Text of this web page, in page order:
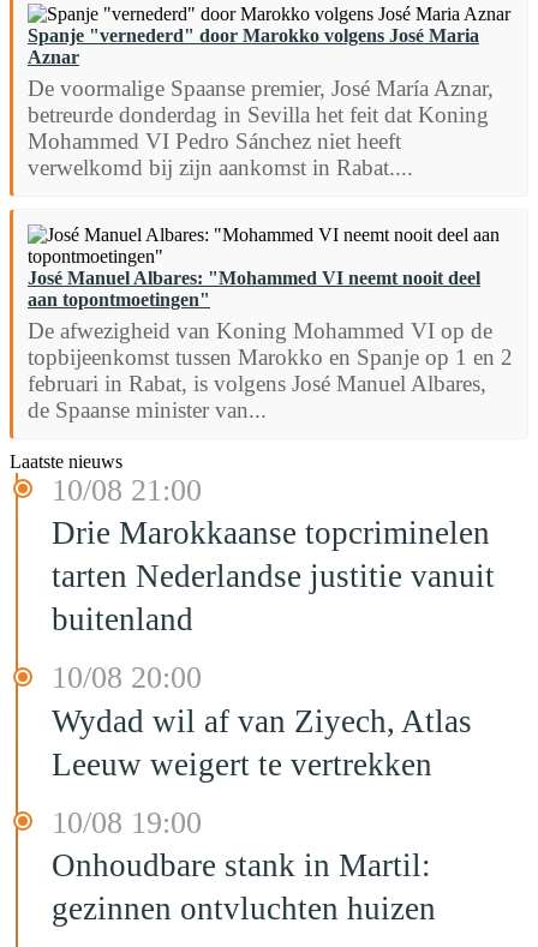
Spanje "vernederd" door Marokko volgens José Maria
Aznar
De voormalige Spaanse premier, José María Aznar,
betreurde donderdag in Sevilla het feit dat Koning
Mohammed VI Pedro Sánchez niet heeft
verwelkomd bij zijn aankomst in Rabat....
José Manuel Albares: "Mohammed VI neemt nooit deel
aan topontmoetingen"
De afwezigheid van Koning Mohammed VI op de
topbijeenkomst tussen Marokko en Spanje op 1 en 2
februari in Rabat, is volgens José Manuel Albares,
de Spaanse minister van...
Laatste nieuws
10/08 21:00
Drie Marokkaanse topcriminelen
tarten Nederlandse justitie vanuit
buitenland
10/08 20:00
Wydad wil af van Ziyech, Atlas
Leeuw weigert te vertrekken
10/08 19:00
Onhoudbare stank in Martil:
gezinnen ontvluchten huizen